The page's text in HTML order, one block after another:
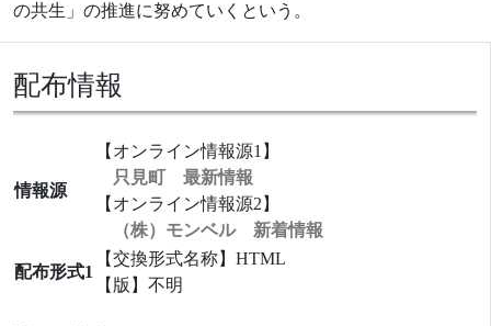
の共生」の推進に努めていくという。
配布情報
情報源
【オンライン情報源1】
只見町 最新情報
【オンライン情報源2】
（株）モンベル 新着情報
配布形式1
【交換形式名称】HTML
【版】不明